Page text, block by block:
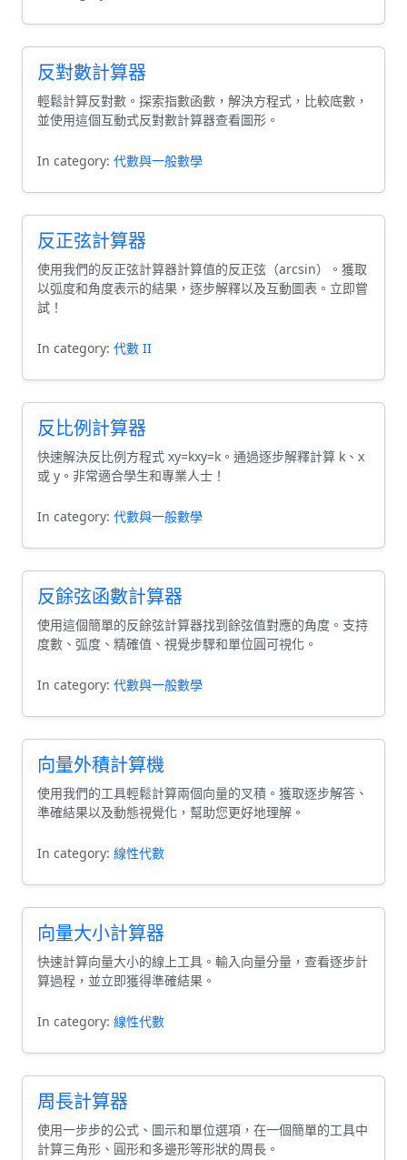
反對數計算器
輕鬆計算反對數。探索指數函數，解決方程式，比較底數，
並使用這個互動式反對數計算器查看圖形。
In category: 代數與一般數學
反正弦計算器
使用我們的反正弦計算器計算值的反正弦（arcsin）。獲取
以弧度和角度表示的結果，逐步解釋以及互動圖表。立即嘗
試！
In category: 代數 II
反比例計算器
快速解決反比例方程式 xy=kxy=k。通過逐步解釋計算 k、x
或 y。非常適合學生和專業人士！
In category: 代數與一般數學
反餘弦函數計算器
使用這個簡單的反餘弦計算器找到餘弦值對應的角度。支持
度數、弧度、精確值、視覺步驟和單位圓可視化。
In category: 代數與一般數學
向量外積計算機
使用我們的工具輕鬆計算兩個向量的叉積。獲取逐步解答、
準確結果以及動態視覺化，幫助您更好地理解。
In category: 線性代數
向量大小計算器
快速計算向量大小的線上工具。輸入向量分量，查看逐步計
算過程，並立即獲得準確結果。
In category: 線性代數
周長計算器
使用一步步的公式、圖示和單位選項，在一個簡單的工具中
計算三角形、圓形和多邊形等形狀的周長。